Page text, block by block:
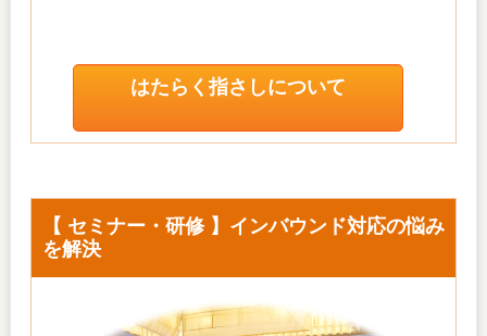
はたらく指さしについて
【 セミナー・研修 】インバウンド対応の悩み
を解決